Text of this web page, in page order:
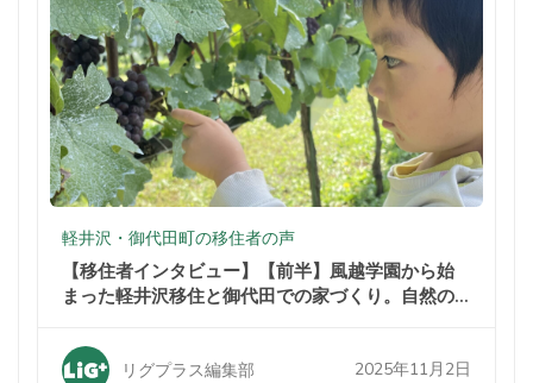
軽井沢・御代田町の移住者の声
【移住者インタビュー】【前半】風越学園から始
まった軽井沢移住と御代田での家づくり。自然の
リグプラス編集部 2025年11月2日